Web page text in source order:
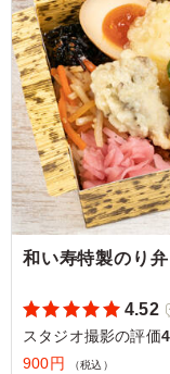
東京都中野区松が丘
和い寿特製のり
4.52
スタジオ撮影の評価
900円
（税込）